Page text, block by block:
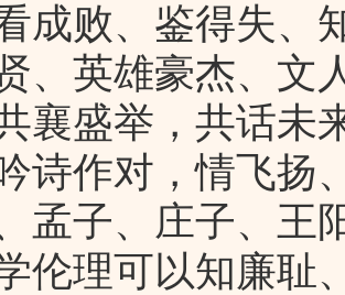
成败、鉴得失、
、英雄豪杰、文
襄盛举，共话未
诗作对，情飞扬
孟子、庄子、王
伦理可以知廉耻